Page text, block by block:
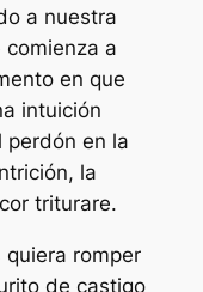
a nuestra
a
en que
intuición
perdón en la
la
cor triturare.
quiera romper
de castigo